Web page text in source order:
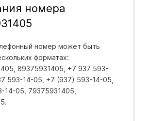
номера
номер может быть
форматах:
89375931405, +7 937 593-
593-14-05, +7 (937) 593-14-05,
14-05, 79375931405,